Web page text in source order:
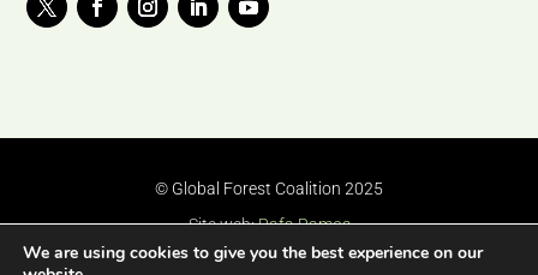
© Global Forest Coalition 2025
Site web:Rafa Ramos
We are using cookies to give you the best experience on our